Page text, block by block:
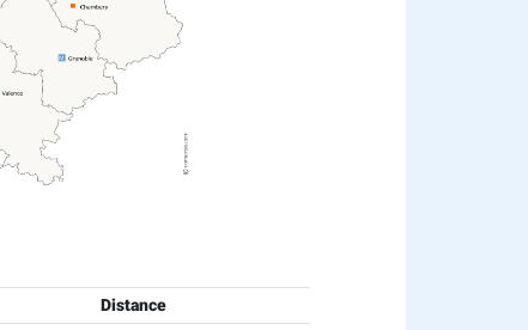
Distance